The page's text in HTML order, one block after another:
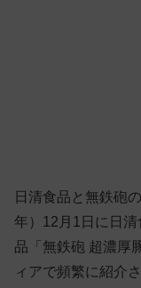
日清食品と無鉄砲
年）12月1日に日
品「無鉄砲 超濃厚
ィアで頻繁に紹介